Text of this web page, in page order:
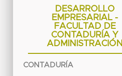
DESARROLLO
EMPRESARIAL -
FACULTAD DE
CONTADURÍA Y
ADMINISTRACIÓN
CONTADURÍA